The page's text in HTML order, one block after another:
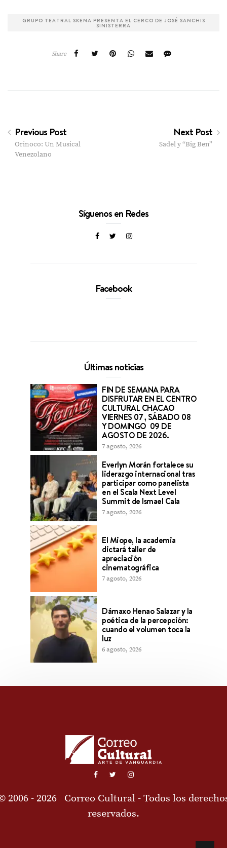
GRUPO TEATRAL SKENA PRESENTA EL CERCO DE JOSÉ SANCHIS
SINISTERRA
Share
Previous Post
Orinoco: Un Musical
Venezolano
Next Post
Sadel y “Big Ben”
Síguenos en Redes
Facebook
Últimas noticias
FIN DE SEMANA PARA
DISFRUTAR EN EL CENTRO
CULTURAL CHACAO
VIERNES 07 , SÁBADO 08
Y DOMINGO 09 DE
AGOSTO DE 2026.
7 agosto, 2026
Everlyn Morán fortalece su
liderazgo internacional tras
participar como panelista
en el Scala Next Level
Summit de Ismael Cala
7 agosto, 2026
El Miope, la academia
dictará taller de
apreciación
cinematográfica
7 agosto, 2026
Dámaxo Henao Salazar y la
poética de la percepción:
cuando el volumen toca la
luz
6 agosto, 2026
2006 - 2026 Correo Cultural - Todos los
reservados.